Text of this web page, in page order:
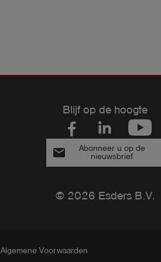
Blijf op de hoogte
email
Abonneer u op de
nieuwsbrief
© 2026 Esders B.V.
Algemene Voorwaarden